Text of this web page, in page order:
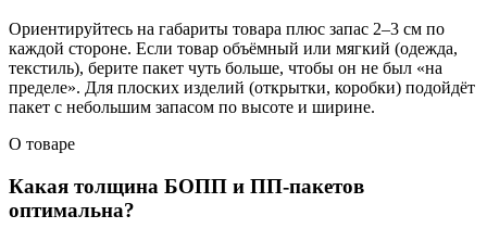
Ориентируйтесь на габариты товара плюс запас 2–3 см по
каждой стороне. Если товар объёмный или мягкий (одежда,
текстиль), берите пакет чуть больше, чтобы он не был «на
пределе». Для плоских изделий (открытки, коробки) подойдёт
пакет с небольшим запасом по высоте и ширине.
О товаре
Какая толщина БОПП и ПП-пакетов
оптимальна?